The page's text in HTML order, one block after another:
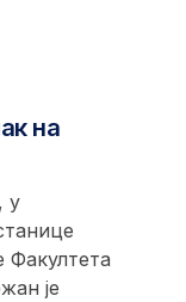
на
у
Факултета
је